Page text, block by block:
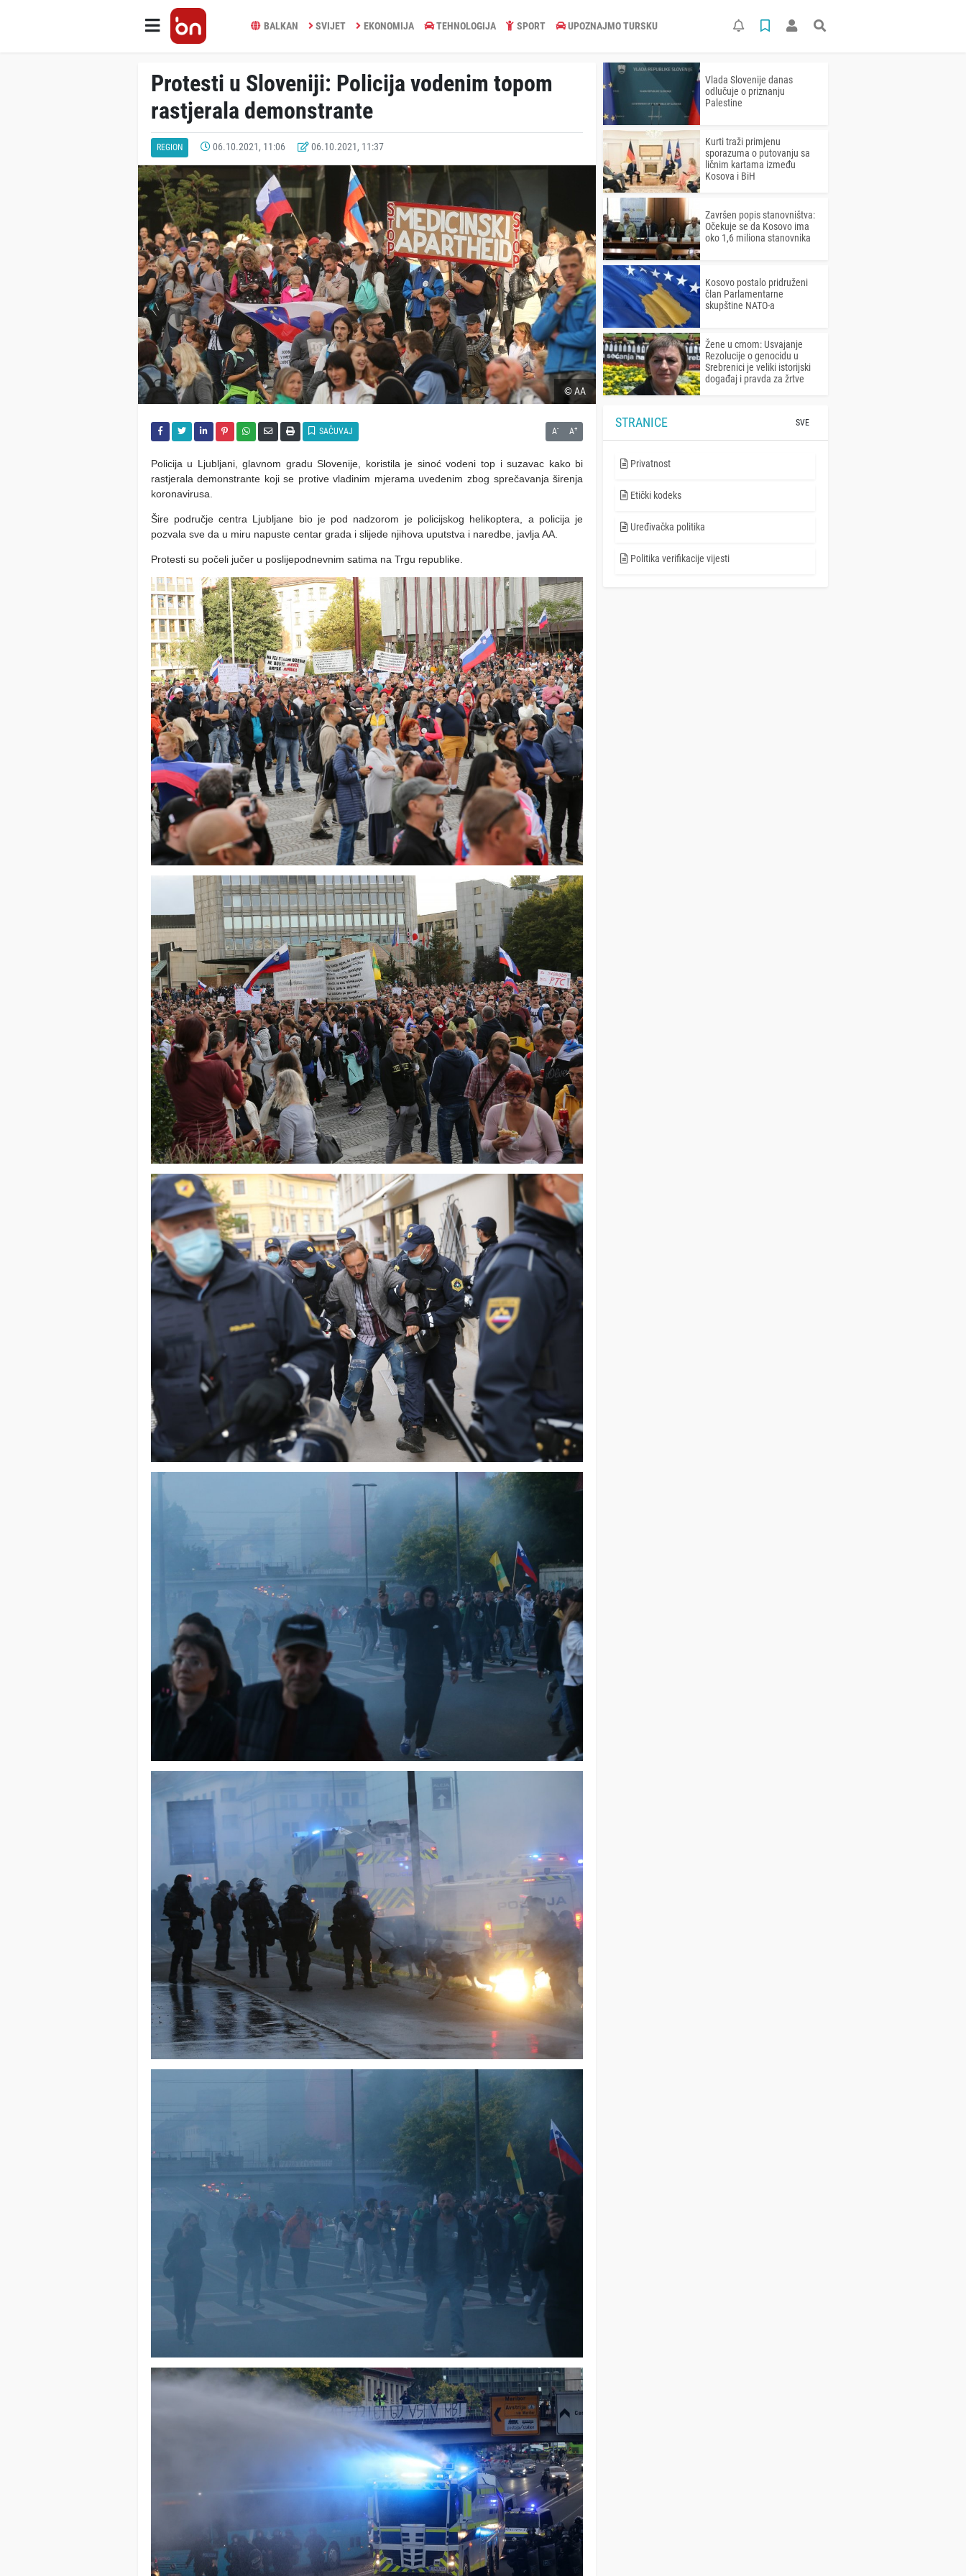
BALKAN SVIJET EKONOMIJA TEHNOLOGIJA SPORT UPOZNAJMO TURSKU
Protesti u Sloveniji: Policija vodenim topom
rastjerala demonstrante
REGION 06.10.2021, 11:06 06.10.2021, 11:37
© AA
SAČUVAJ A- A+
Policija u Ljubljani, glavnom gradu Slovenije, koristila je sinoć vodeni top i suzavac kako bi
rastjerala demonstrante koji se protive vladinim mjerama uvedenim zbog sprečavanja širenja
koronavirusa.
Šire područje centra Ljubljane bio je pod nadzorom je policijskog helikoptera, a policija je
pozvala sve da u miru napuste centar grada i slijede njihova uputstva i naredbe, javlja AA.
Protesti su počeli jučer u poslijepodnevnim satima na Trgu republike.
Vlada Slovenije danas
odlučuje o priznanju
Palestine
Kurti traži primjenu
sporazuma o putovanju sa
ličnim kartama između
Kosova i BiH
Završen popis stanovništva:
Očekuje se da Kosovo ima
oko 1,6 miliona stanovnika
Kosovo postalo pridruženi
član Parlamentarne
skupštine NATO-a
Žene u crnom: Usvajanje
Rezolucije o genocidu u
Srebrenici je veliki istorijski
događaj i pravda za žrtve
STRANICE SVE
Privatnost
Etički kodeks
Uređivačka politika
Politika verifikacije vijesti